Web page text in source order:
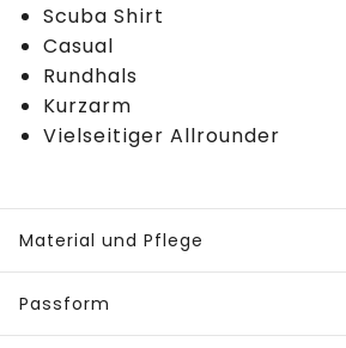
Scuba Shirt
Casual
Rundhals
Kurzarm
Vielseitiger Allrounder
Material und Pflege
Passform